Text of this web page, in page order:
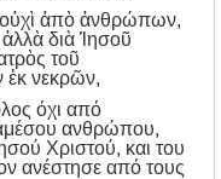
ἀπὸ ἀνθρώπων,
διὰ Ἰησοῦ
τοῦ
ἐκ νεκρῶν,
όχι από
ανθρώπου,
Xριστού, και του
ανέστησε από τους